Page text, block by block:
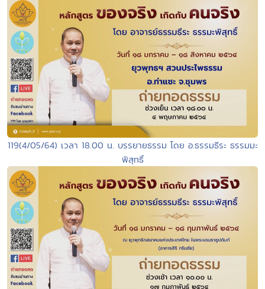
119(4/05/64) เวลา 18.00 น. บรรยายธรรม โดย อ.ธรรมธีระ ธรรมมะ
พิสุทธิ์